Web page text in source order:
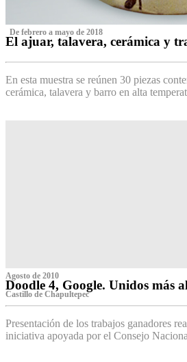
‌ De febrero a mayo de 2018
El ajuar, talavera, cerámica y
En esta muestra se reúnen 30 piezas
cerámica, talavera y barro en alta
Agosto de 2010
Doodle 4, Google. Unidos más
Castillo de Chapultepec
Presentación de los trabajos ganadores
iniciativa apoyada por el Consejo